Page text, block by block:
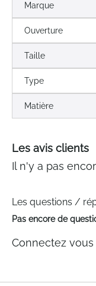
Marque
Ouverture
Taille
Type
Matière
Les avis clients
Il n'y a pas
Les questions /
Pas encore de
Connectez